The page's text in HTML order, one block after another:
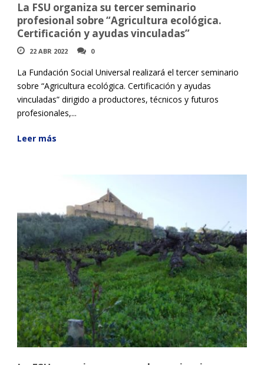
La FSU organiza su tercer seminario
profesional sobre “Agricultura ecológica.
Certificación y ayudas vinculadas”
22 ABR 2022 0
La Fundación Social Universal realizará el tercer seminario
sobre “Agricultura ecológica. Certificación y ayudas
vinculadas” dirigido a productores, técnicos y futuros
profesionales,...
Leer más